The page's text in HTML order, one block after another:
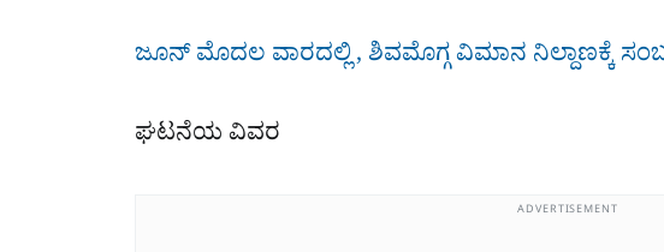
ಜೂನ್ ಮೊದಲ ವಾರದಲ್ಲಿ , ಶಿವಮೊಗ್ಗ ವಿಮಾನ ನಿಲ್ದಾಣಕ್ಕೆ
ಘಟನೆಯ ವಿವರ
ADVERTISEMENT